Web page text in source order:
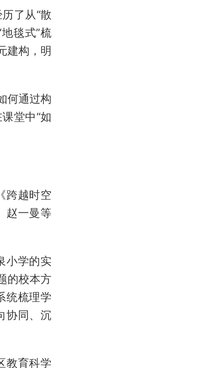
了从“散
毯式”梳
建构，明
何通过构
堂中“如
跨越时空
赵一曼等
小学的实
的校本方
统梳理学
协同、沉
教育科学